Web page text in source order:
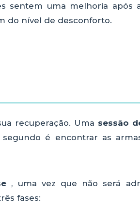
sentem uma melhoria após
do nível de desconforto.
recuperação. Uma sessão
é encontrar as
, uma vez que não será
fases: